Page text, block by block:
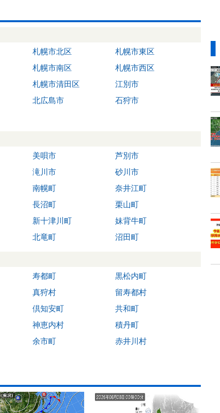
札幌市北区
札幌市東区
札幌市南区
札幌市西区
札幌市清田区
江別市
北広島市
石狩市
美唄市
芦別市
滝川市
砂川市
南幌町
奈井江町
長沼町
栗山町
新十津川町
妹背牛町
北竜町 沼田町
寿都町
黒松内町
真狩村
留寿都村
倶知安町
共和町
神恵内村
積丹町
余市町 赤井川村